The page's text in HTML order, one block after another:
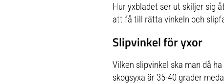
Hur yxbladet ser ut skiljer sig
att få till rätta vinkeln och
Slipvinkel för yxor
Vilken slipvinkel ska man då
skogsyxa är 35-40 grader